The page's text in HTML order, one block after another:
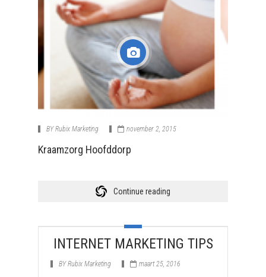
BYRubix Marketing november 2, 2015
Kraamzorg Hoofddorp
Continue reading
INTERNET MARKETING TIPS
BYRubix Marketing maart 25, 2016